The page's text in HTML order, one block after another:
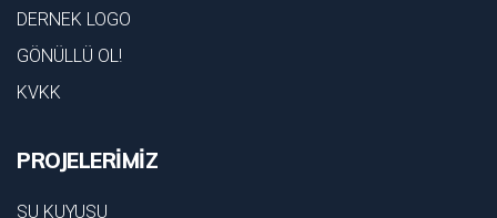
DERNEK LOGO
GÖNÜLLÜ OL!
KVKK
PROJELERİMİZ
SU KUYUSU